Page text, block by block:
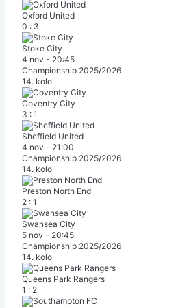
Oxford United
0 : 3
Stoke City
4 nov - 20:45
Championship 2025/2026
14. kolo
Coventry City
3 : 1
Sheffield United
4 nov - 21:00
Championship 2025/2026
14. kolo
Preston North End
2 : 1
Swansea City
5 nov - 20:45
Championship 2025/2026
14. kolo
Queens Park Rangers
1 : 2